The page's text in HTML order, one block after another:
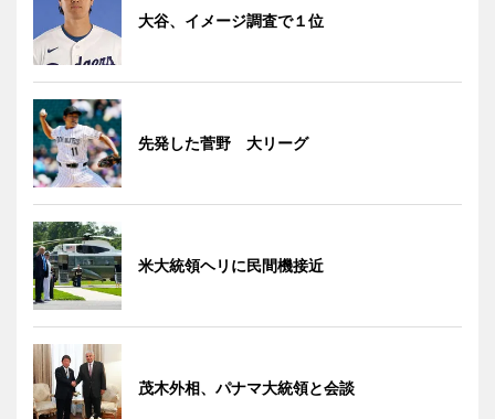
大谷、イメージ調査で１位
先発した菅野 大リーグ
米大統領ヘリに民間機接近
茂木外相、パナマ大統領と会談